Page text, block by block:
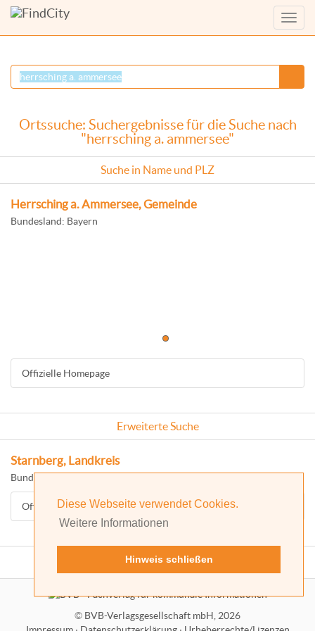
Diese Webseite verwendet Cookies.
Weitere Informationen
Hinweis schließen
Menü
Ortssuche: Suchergebnisse für die Suche nach
"herrsching a. ammersee"
Suche in Name und PLZ
Herrsching a. Ammersee, Gemeinde
Bundesland: Bayern
Offizielle Homepage
Erweiterte Suche
Starnberg, Landkreis
Bundesland: Bayern
Offizielle Homepage
© BVB-Verlagsgesellschaft mbH, 2026